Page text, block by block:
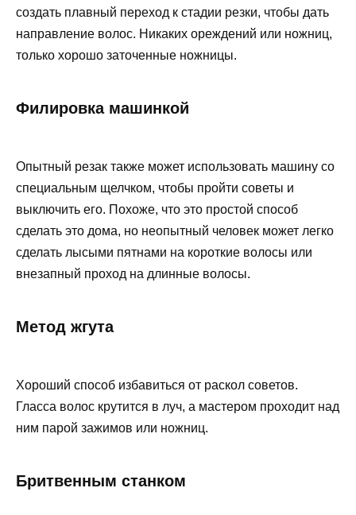
создать плавный переход к стадии резки, чтобы дать
направление волос. Никаких ореждений или ножниц,
только хорошо заточенные ножницы.
Филировка машинкой
Опытный резак также может использовать машину со
специальным щелчком, чтобы пройти советы и
выключить его. Похоже, что это простой способ
сделать это дома, но неопытный человек может легко
сделать лысыми пятнами на короткие волосы или
внезапный проход на длинные волосы.
Метод жгута
Хороший способ избавиться от раскол советов.
Гласса волос крутится в луч, а мастером проходит над
ним парой зажимов или ножниц.
Бритвенным станком